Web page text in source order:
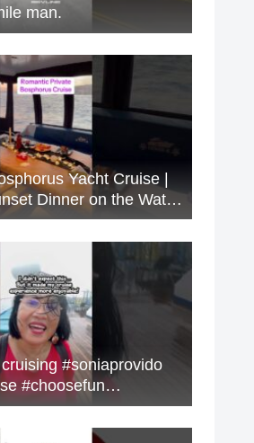
man.
Yacht Cruise |
Dinner on the Water
#soniaprovido
#choosefun
#fun